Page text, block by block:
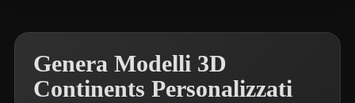
Genera Modelli 3D
Continents Personalizzati